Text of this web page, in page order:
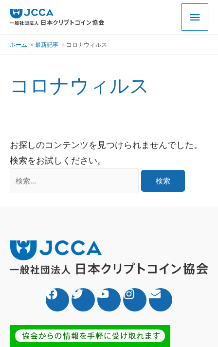
ホーム 最新記事 コロナウィルス
コロナウィルス
お探しのコンテンツを見つけられませんでした。
検索をお試しください。